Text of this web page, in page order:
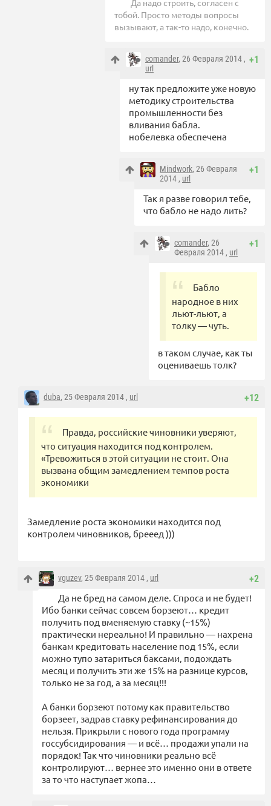
Да надо строить, согласен с
тобой. Просто методы вопросы
вызывают, а так-то надо, конечно.
+1
comander, 26 Февраля 2014 ,
url
ну так предложите уже новую
методику строительства
промышленности без
вливания бабла.
нобелевка обеспечена
+1
Mindwork, 26 Февраля
2014 , url
Так я разве говорил тебе,
что бабло не надо лить?
+1
comander, 26
Февраля 2014 , url
Бабло
народное в них
льют-льют, а
толку — чуть.
в таком случае, как ты
оцениваешь толк?
+12
duba, 25 Февраля 2014 , url
Правда, российские чиновники уверяют,
что ситуация находится под контролем.
«Тревожиться в этой ситуации не стоит. Она
вызвана общим замедлением темпов роста
экономики
Замедление роста экономики находится под
контролем чиновников, брееед )))
+2
vguzev, 25 Февраля 2014 , url
Да не бред на самом деле. Спроса и не будет!
Ибо банки сейчас совсем борзеют… кредит
получить под вменяемую ставку (~15%)
практически нереально! И правильно — нахрена
банкам кредитовать население под 15%, если
можно тупо затариться баксами, подождать
месяц и получить эти же 15% на разнице курсов,
только не за год, а за месяц!!!
А банки борзеют потому как правительство
борзеет, задрав ставку рефинансирования до
нельзя. Прикрыли с нового года программу
госсубсидирования — и всё… продажи упали на
порядок! Так что чиновники реально всё
контролируют… вернее это именно они в ответе
за то что наступает жопа…